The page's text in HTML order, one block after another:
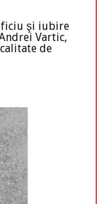
şi iubire
Vartic,
de